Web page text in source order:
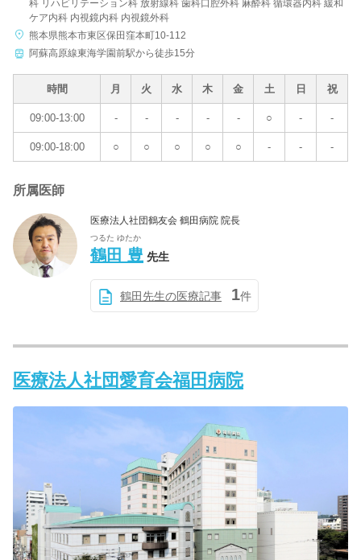
科 リハビリテーション科 放射線科 歯科口腔外科 麻酔科 循環器内科 緩和
ケア内科 内視鏡内科 内視鏡外科
熊本県熊本市東区保田窪本町10-112
阿蘇高原線東海学園前駅から徒歩15分
時間 月 火 水 木 金 土 日 祝
09:00-13:00 - - - - - ○ - -
09:00-18:00 ○ ○ ○ ○ ○ - - -
所属医師
医療法人社団鶴友会 鶴田病院 院長
つるた ゆたか
鶴田 豊 先生
鶴田先生の医療記事 1件
医療法人社団愛育会福田病院